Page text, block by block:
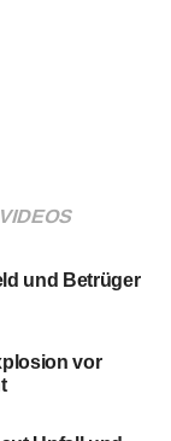
VIDEOS
und Betrüger
vor